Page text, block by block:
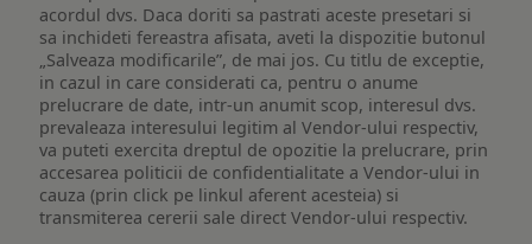
acordul dvs. Daca doriti sa pastrati aceste presetari si
sa inchideti fereastra afisata, aveti la dispozitie butonul
„Salveaza modificarile”, de mai jos. Cu titlu de exceptie,
in cazul in care considerati ca, pentru o anume
prelucrare de date, intr-un anumit scop, interesul dvs.
prevaleaza interesului legitim al Vendor-ului respectiv,
va puteti exercita dreptul de opozitie la prelucrare, prin
accesarea politicii de confidentialitate a Vendor-ului in
cauza (prin click pe linkul aferent acesteia) si
transmiterea cererii sale direct Vendor-ului respectiv.